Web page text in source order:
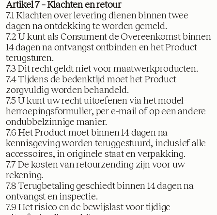
Artikel 7 – Klachten en retour
7.1 Klachten over levering dienen binnen twee
dagen na ontdekking te worden gemeld.
7.2 U kunt als Consument de Overeenkomst binnen
14 dagen na ontvangst ontbinden en het Product
terugsturen.
7.3 Dit recht geldt niet voor maatwerkproducten.
7.4 Tijdens de bedenktijd moet het Product
zorgvuldig worden behandeld.
7.5 U kunt uw recht uitoefenen via het model-
herroepingsformulier, per e-mail of op een andere
ondubbelzinnige manier.
7.6 Het Product moet binnen 14 dagen na
kennisgeving worden teruggestuurd, inclusief alle
accessoires, in originele staat en verpakking.
7.7 De kosten van retourzending zijn voor uw
rekening.
7.8 Terugbetaling geschiedt binnen 14 dagen na
ontvangst en inspectie.
7.9 Het risico en de bewijslast voor tijdige